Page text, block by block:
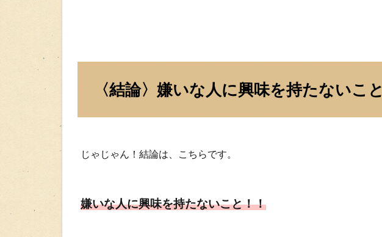
〈結論〉嫌いな人に興味を持たないこと
じゃじゃん！結論は、こちらです。
嫌いな人に興味を持たないこと！！